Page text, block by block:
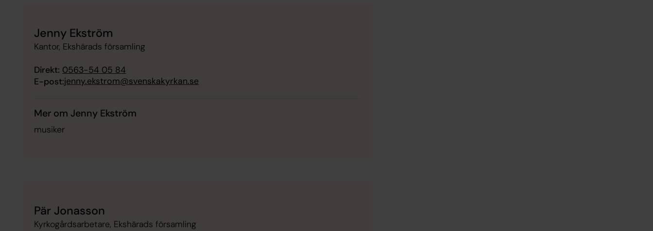
Jenny Ekström
Kantor, Ekshärads församling
Direkt: 0563-54 05 84
E-post:jenny.ekstrom@svenskakyrkan.se
Mer om Jenny Ekström
musiker
Pär Jonasson
Kyrkogårdsarbetare, Ekshärads församling